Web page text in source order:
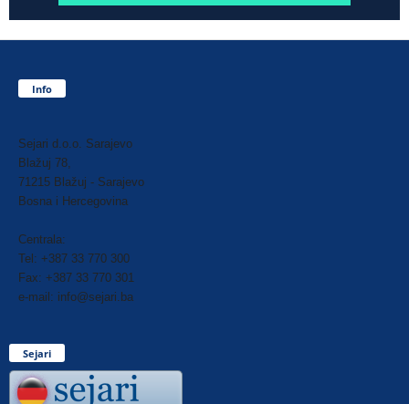
Info
Sejari d.o.o. Sarajevo
Blažuj 78,
71215 Blažuj - Sarajevo
Bosna i Hercegovina
Centrala:
Tel: +387 33 770 300
Fax: +387 33 770 301
e-mail: info@sejari.ba
Sejari